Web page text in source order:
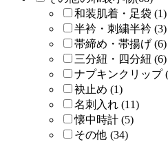
和装肌着・足袋 (1)
半衿・刺繍半衿 (3)
帯締め・帯揚げ (6)
三分紐・四分紐 (6)
ナプキンクリップ
袂止め (1)
名刺入れ (11)
懐中時計 (5)
その他 (34)